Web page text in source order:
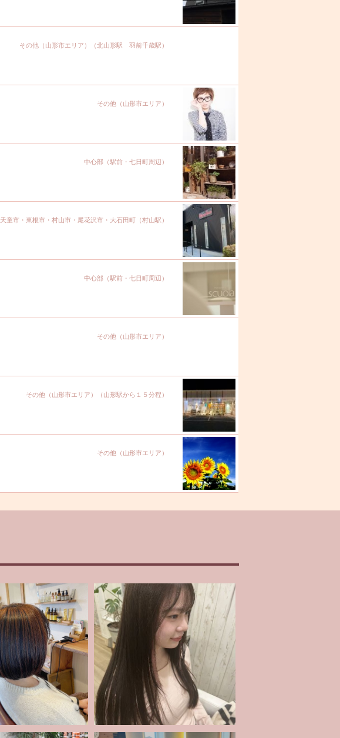
その他（山形市エリア）（北山形駅 羽前千歳駅）
その他（山形市エリア）
中心部（駅前・七日町周辺）
天童市・東根市・村山市・尾花沢市・大石田町（村山駅）
中心部（駅前・七日町周辺）
その他（山形市エリア）
その他（山形市エリア）（山形駅から１５分程）
その他（山形市エリア）